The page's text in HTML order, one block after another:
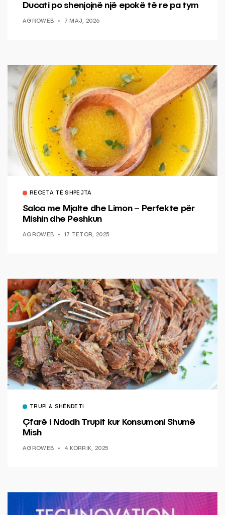
Ducati po shenjojnë një epokë të re pa tym
AGROWEB 7 MAJ, 2026
RECETA TË SHPEJTA
Salca me Mjalte dhe Limon – Perfekte për
Mishin dhe Peshkun
AGROWEB 17 TETOR, 2025
TRUPI & SHËNDETI
Çfarë i Ndodh Trupit kur Konsumoni Shumë
Mish
AGROWEB 4 KORRIK, 2025